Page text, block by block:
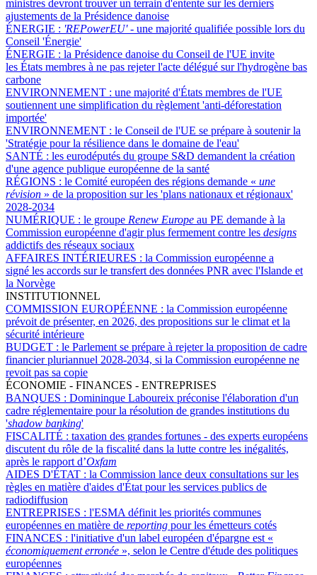
ministres devront trouver un terrain d'entente sur les derniers
ajustements de la Présidence danoise
ÉNERGIE : 'REPowerEU' - une majorité qualifiée possible lors du
Conseil 'Énergie'
ÉNERGIE : la Présidence danoise du Conseil de l'UE invite
les États membres à ne pas rejeter l'acte délégué sur l'hydrogène bas
carbone
ENVIRONNEMENT : une majorité d'États membres de l'UE
soutiennent une simplification du règlement 'anti-déforestation
importée'
ENVIRONNEMENT : le Conseil de l'UE se prépare à soutenir la
'Stratégie pour la résilience dans le domaine de l'eau'
SANTÉ : les eurodéputés du groupe S&D demandent la création
d'une agence publique européenne de la santé
RÉGIONS : le Comité européen des régions demande « une
révision » de la proposition sur les 'plans nationaux et régionaux'
2028-2034
NUMÉRIQUE : le groupe Renew Europe au PE demande à la
Commission européenne d'agir plus fermement contre les designs
addictifs des réseaux sociaux
AFFAIRES INTÉRIEURES : la Commission européenne a
signé les accords sur le transfert des données PNR avec l'Islande et
la Norvège
INSTITUTIONNEL
COMMISSION EUROPÉENNE : la Commission européenne
prévoit de présenter, en 2026, des propositions sur le climat et la
sécurité intérieure
BUDGET : le Parlement se prépare à rejeter la proposition de cadre
financier pluriannuel 2028-2034, si la Commission européenne ne
revoit pas sa copie
ÉCONOMIE - FINANCES - ENTREPRISES
BANQUES : Domininque Laboureix préconise l'élaboration d'un
cadre réglementaire pour la résolution de grandes institutions du
'shadow banking'
FISCALITÉ : taxation des grandes fortunes - des experts européens
discutent du rôle de la fiscalité dans la lutte contre les inégalités,
après le rapport d’Oxfam
AIDES D'ÉTAT : la Commission lance deux consultations sur les
règles en matière d'aides d'État pour les services publics de
radiodiffusion
ENTREPRISES : l'ESMA définit les priorités communes
européennes en matière de reporting pour les émetteurs cotés
FINANCES : l'initiative d'un label européen d'épargne est «
économiquement erronée », selon le Centre d'étude des politiques
européennes